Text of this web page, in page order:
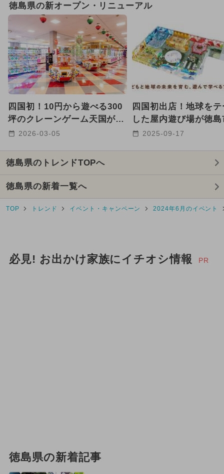
2024年12月のイベント
2024年11月のイベント
2026年1月のイベント
2025年2月のイベント
2024年10月のイベント
2024年9月のイベント
2026年8月のイベント
都民の日・県民の日・市民の日
2025年4月のイベント
2025年6月のイベント
2024年3月のイベント
徳島県の新オープン・リニューアル
四国初！10円から遊べる300
坪のクレーンゲーム天国が徳
島にオープン スマホ決済も
2026-03-05
四国初出店！地球を
した屋内遊び場が徳島
OPEN 親子で学べる
2025-09-17
徳島県のトレンドTOPへ
徳島県の新着一覧へ
TOP トレンド イベント・キャンペーン 2024年6月のイベント
必見! お出かけ家族にイチオシ情報 PR
徳島県の新着記事